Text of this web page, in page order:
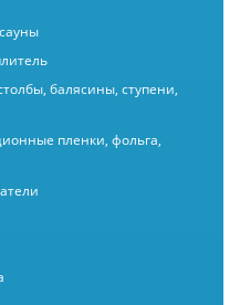
балясины, ступени,
пленки, фольга,